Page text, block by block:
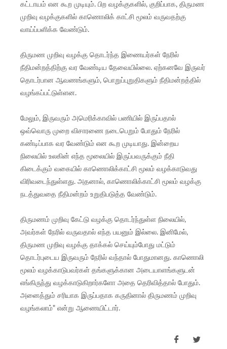
கட்டாயம் என கூற முடியும். பிற வழக்குகளில், குறிப்பாக, திருமண
முறிவு வழக்குகளில் காணொலிக் காட்சி மூலம் வருவதற்கு
வாய்ப்பளிக்க வேண்டும்.
திருமண முறிவு வழக்கு தொடர்ந்த இணையர்கள் நேரில்
நீதிமன்றத்திற்கு வர வேண்டிய தேவையில்லை. ஏற்கனவே இருவர்
தொடர்பான ஆவணங்களும், பொறுப்புறுதிகளும் நீதிமன்றத்தில்
வழங்கப்பட்டுள்ளன.
மேலும், இருவரும் அமெரிக்காவில் பணியில் இருப்பதால்
ஒவ்வொரு முறை விசாரணை நடைபெறும் போதும் நேரில்
கண்டிப்பாக வர வேண்டும் என கூற முடியாது. இன்றைய
நிலையில் உலகின் எந்த மூலையில் இருப்பவருக்கும் நீதி
கிடைக்கும் வகையில் காணொலிக்காட்சி மூலம் வழக்காடுவது
விரிவடைந்துள்ளது. அதனால், காணொலிக்காட்சி மூலம் வழக்கு
நடத்துவதை நீதிமன்றம் உறுதிபடுத்த வேண்டும்.
திருமணம் முறிவு கேட்டு வழக்கு தொடர்ந்துள்ள நிலையில்,
அவர்கள் நேரில் வருவதால் எந்த பயனும் இல்லை. இனிமேல்,
திருமண முறிவு வழக்கு தாக்கல் செய்யும்போது மட்டும்
தொடர்புடைய இருவரும் நேரில் வந்தால் போதுமானது. காணொலி
மூலம் வழக்காடுபவர்கள் தங்களுக்கான அடையாளங்களுடன்
எங்கிருந்து வழக்காடுகிறார்களோ அதை தெரிவித்தால் போதும்.
அனைத்தும் சரியாக இருப்பதாக கருதினால் திருமணம் முறிவு
வழங்கலாம்" என்று ஆணையிட்டார்.